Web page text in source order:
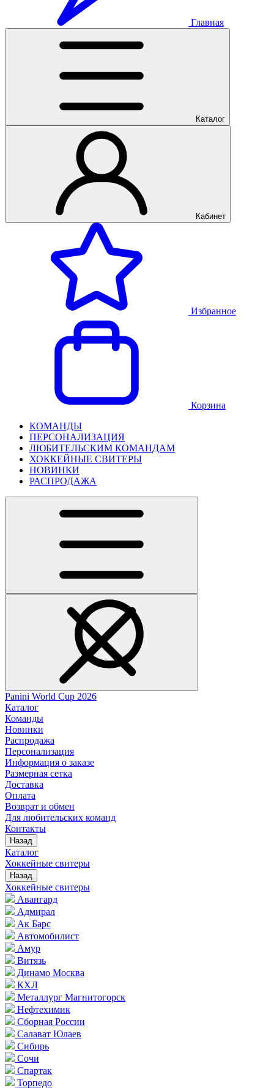
Главная
Каталог
Кабинет
Избранное
Корзина
КОМАНДЫ
ПЕРСОНАЛИЗАЦИЯ
ЛЮБИТЕЛЬСКИМ КОМАНДАМ
ХОККЕЙНЫЕ СВИТЕРЫ
НОВИНКИ
РАСПРОДАЖА
Panini World Cup 2026
Каталог
Команды
Новинки
Распродажа
Персонализация
Информация о заказе
Размерная сетка
Доставка
Оплата
Возврат и обмен
Для любительских команд
Контакты
Назад
Каталог
Хоккейные свитеры
Назад
Хоккейные свитеры
Авангард
Адмирал
Ак Барс
Автомобилист
Амур
Витязь
Динамо Москва
КХЛ
Металлург Магнитогорск
Нефтехимик
Сборная России
Салават Юлаев
Сибирь
Сочи
Спартак
Торпедо